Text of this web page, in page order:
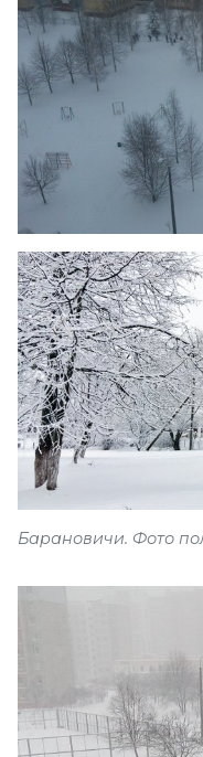
Барановичи. Фото